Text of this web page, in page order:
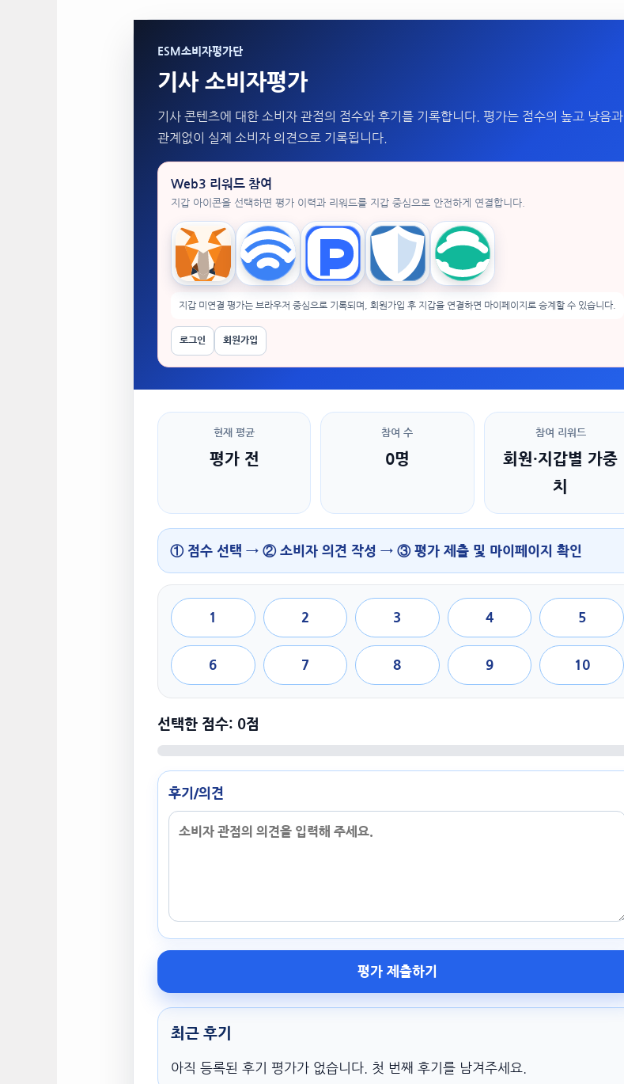
ESM소비자평가단
기사 소비자평가
기사 콘텐츠에 대한 소비자 관점의 점수와 후기를 기록합니다. 평가는 점수의 높고 낮음과
관계없이 실제 소비자 의견으로 기록됩니다.
Web3 리워드 참여
지갑 아이콘을 선택하면 평가 이력과 리워드를 지갑 중심으로 안전하게 연결합니다.
MetaMask WalletConnectTokenPocket Trust Wallet imToken
지갑 미연결 평가는 브라우저 중심으로 기록되며, 회원가입 후 지갑을 연결하면 마이페이지로 승계할 수 있습니다.
로그인 회원가입
현재 평균
평가 전
참여 수
0명
참여 리워드
회원·지갑별 가중
치
① 점수 선택 → ② 소비자 의견 작성 → ③ 평가 제출 및 마이페이지 확인
1 2 3 4 5
6 7 8 9 10
선택한 점수: 0점
후기/의견
평가 제출하기
최근 후기
아직 등록된 후기 평가가 없습니다. 첫 번째 후기를 남겨주세요.